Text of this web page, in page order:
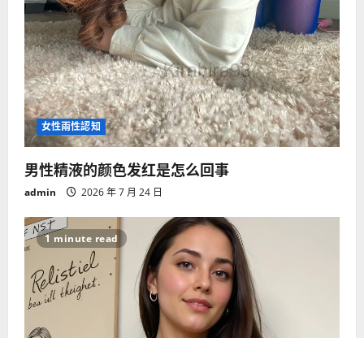
女性兩性認知
男性精液的颜色发红是怎么回事
admin 2026 年 7 月 24 日
1 minute read